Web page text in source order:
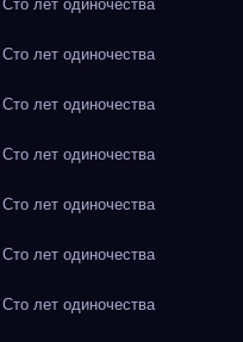
лет одиночества
лет одиночества
лет одиночества
лет одиночества
лет одиночества
лет одиночества
лет одиночества